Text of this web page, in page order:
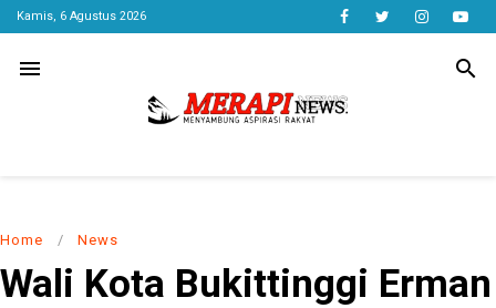
Kamis, 6 Agustus 2026
menu search
Home / News
Wali Kota Bukittinggi